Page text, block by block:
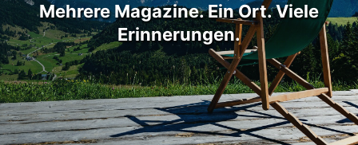
Mehrere Magazine. Ein Ort. Viele
Erinnerungen.